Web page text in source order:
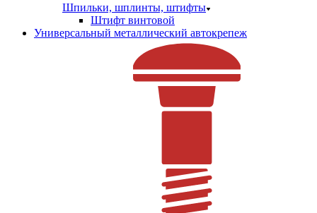
Шпильки, шплинты, штифты
Штифт винтовой
Универсальный металлический автокрепеж